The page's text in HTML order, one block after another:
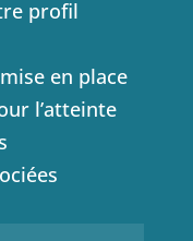
profil
en place
l’atteinte